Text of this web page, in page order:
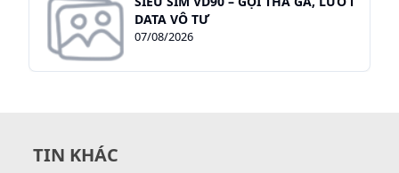
DATA VÔ TƯ
07/08/2026
TIN KHÁC